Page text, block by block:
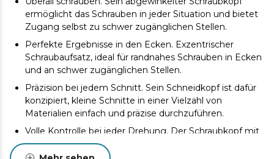
ermöglicht das Schrauben in jeder Situation und bietet
Zugang selbst zu schwer zugänglichen Stellen.
Perfekte Ergebnisse in den Ecken. Exzentrischer
Schraubaufsatz, ideal für randnahes Schrauben in Ecken
und an schwer zugänglichen Stellen.
Präzision bei jedem Schnitt. Sein Schneidkopf ist dafür
konzipiert, kleine Schnitte in einer Vielzahl von
Materialien einfach und präzise durchzuführen.
Volle Kontrolle bei jeder Drehung. Der Schraubkopf mit
Drehmomentvorwahl ermöglicht es Ihnen, die Kraft
präzise einzustellen und verhindert so das Absplittern